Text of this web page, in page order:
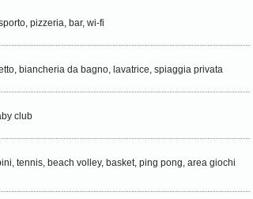
pizzeria, bar, wi-fi
biancheria da bagno, lavatrice, spiaggia privata
club
tennis, beach volley, basket, ping pong, area giochi